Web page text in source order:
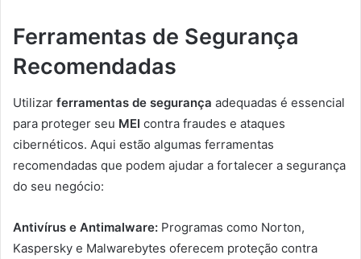
Ferramentas de Segurança
Recomendadas
Utilizar ferramentas de segurança adequadas é essencial
para proteger seu MEI contra fraudes e ataques
cibernéticos. Aqui estão algumas ferramentas
recomendadas que podem ajudar a fortalecer a segurança
do seu negócio:
Antivírus e Antimalware: Programas como Norton,
Kaspersky e Malwarebytes oferecem proteção contra